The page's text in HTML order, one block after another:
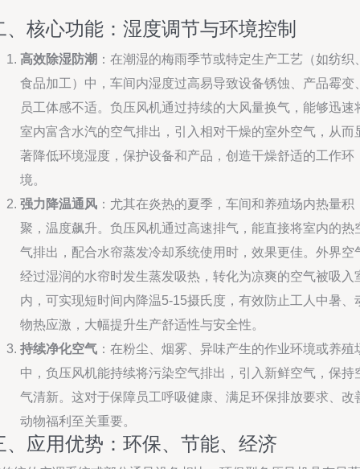
、核心功能：湿度调节与环境控制
高效除湿防潮 ：在潮湿的梅雨季节或特定生产工艺（如纺织
食品加工）中，车间内湿度过高易导致设备锈蚀、产品霉变
员工体感不适。负压风机通过持续的大风量换气，能够迅速
室内富含水汽的空气排出，引入相对干燥的室外空气，从而
著降低环境湿度，保护设备和产品，创造干燥舒适的工作环
境。
强力降温通风 ：尤其在炎热的夏季，车间和养殖场内热量积
聚，温度飙升。负压风机通过高速排气，能直接将室内的热
气排出，配合水帘蒸发冷却系统使用时，效果更佳。外界空
经过湿润的水帘时发生蒸发吸热，转化为凉爽的空气被吸入
内，可实现短时间内降温5-15摄氏度，有效防止工人中暑、
物热应激，大幅提升生产舒适性与安全性。
持续净化空气 ：在粉尘、烟雾、异味产生的作业环境或养殖
中，负压风机能持续将污染空气排出，引入新鲜空气，保持
气清新。这对于保障员工呼吸健康、满足环保排放要求、改
动物福利至关重要。
、应用优势：环保、节能、经济